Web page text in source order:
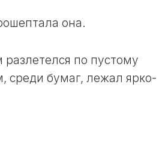
она.
по пустому
среди бумаг, лежал ярко-